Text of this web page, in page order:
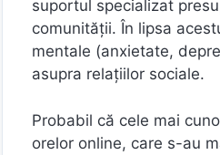
suportul specializat
comunității. În lipsa
mentale (anxietate,
asupra relațiilor sociale.
Probabil că cele mai
orelor online, care s-au